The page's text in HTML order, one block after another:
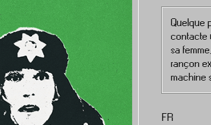
Quelque
contacte
sa
rançon
machine
FR